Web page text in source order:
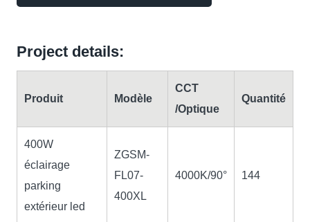
Project details:
Produit Modèle
CCT
/Optique
Quantité
400W
éclairage
parking
extérieur led
ZGSM-
FL07-
400XL
4000K/90° 144